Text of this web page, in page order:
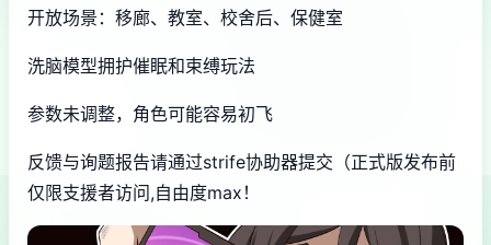
开放场景：移廊、教室、校舍后、保健室
洗脑模型拥护催眠和束缚玩法
参数未调整，角色可能容易初飞
反馈与询题报告请通过strife协助器提交（正式版发布前
仅限支援者访问,自由度max！